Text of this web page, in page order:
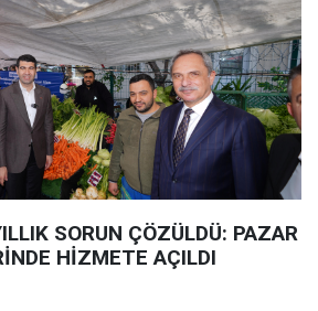
SORUN ÇÖZÜLDÜ: PAZAR
HİZMETE AÇILDI